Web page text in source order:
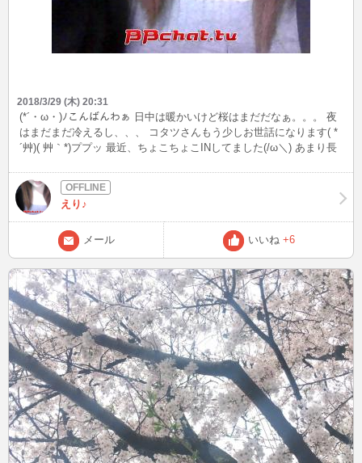
2018/3/29 (木) 20:31
(*´・ω・)ﾉこんばんわぁ 日中は暖かいけど桜はまだだなぁ。。。 夜
はまだまだ冷えるし、、、 コタツさんもう少しお世話になります( *
´艸)( 艸｀*)ププッ 最近、ちょこちょこINしてました(/ω＼) あまり長
ω・*)です。 明日はINできないかもなので今夜こっそりまたINしよう
かなぁ いつもこっそりINで(m´・ω・｀)m ｺﾞﾒﾝ…ね それも楽しんで
るけど( *´艸)( 艸｀*)ププッ ではでは、見かけたらメールでもINでも
構ってくださいませ～
えり♪
メール いいね +6